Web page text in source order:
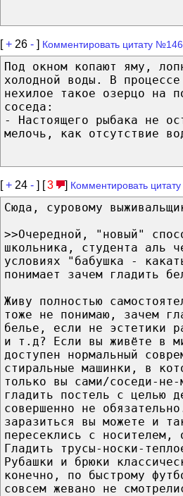
[+ 26 - ] Комментировать цитату
Под окном копают яму,
холодной воды. В процессе
нехилое такое озерцо на
соседа:
- Настоящего рыбака не
мелочь, как отсутствие
[+ 24 - ] [3 ] Комментировать
Сюда, суровому
>>Очередной, "новый"
школьника, студента аль
условиях "бабушка -
понимает зачем гладить
Живу полностью
тоже не понимаю, зачем
белье, если не эстетики
и т.д? Если вы живёте в
доступен нормальный
стиральные машинки, в
только вы сами/соседи-
гладить постель с целью
совершенно не
заразиться вы можете и
пересеклись с носителем,
Гладить трусы-носки-
Рубашки и брюки
конечно, по быстрому
совсем жевано не